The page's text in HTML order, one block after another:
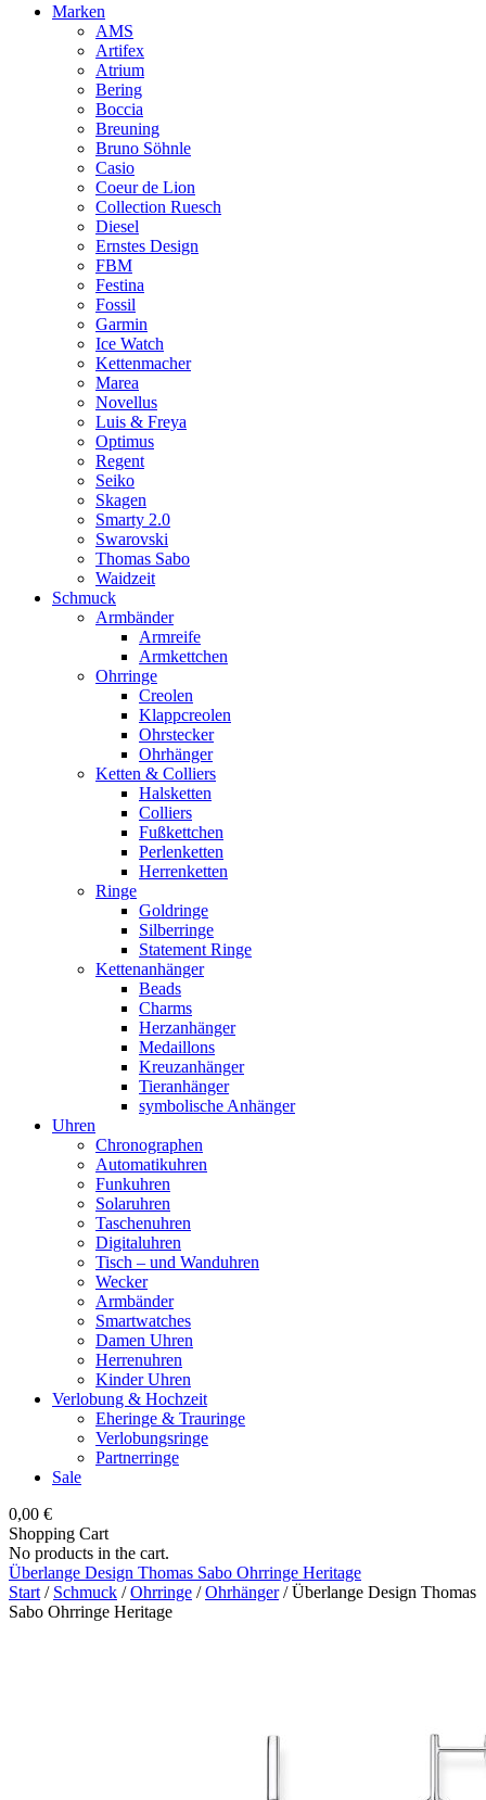
Marken
AMS
Artifex
Atrium
Bering
Boccia
Breuning
Bruno Söhnle
Casio
Coeur de Lion
Collection Ruesch
Diesel
Ernstes Design
FBM
Festina
Fossil
Garmin
Ice Watch
Kettenmacher
Marea
Novellus
Luis & Freya
Optimus
Regent
Seiko
Skagen
Smarty 2.0
Swarovski
Thomas Sabo
Waidzeit
Schmuck
Armbänder
Armreife
Armkettchen
Ohrringe
Creolen
Klappcreolen
Ohrstecker
Ohrhänger
Ketten & Colliers
Halsketten
Colliers
Fußkettchen
Perlenketten
Herrenketten
Ringe
Goldringe
Silberringe
Statement Ringe
Kettenanhänger
Beads
Charms
Herzanhänger
Medaillons
Kreuzanhänger
Tieranhänger
symbolische Anhänger
Uhren
Chronographen
Automatikuhren
Funkuhren
Solaruhren
Taschenuhren
Digitaluhren
Tisch – und Wanduhren
Wecker
Armbänder
Smartwatches
Damen Uhren
Herrenuhren
Kinder Uhren
Verlobung & Hochzeit
Eheringe & Trauringe
Verlobungsringe
Partnerringe
Sale
0,00 €
Shopping Cart
No products in the cart.
Überlange Design Thomas Sabo Ohrringe Heritage
Start / Schmuck /Ohrringe /Ohrhänger/ Überlange Design Thomas
Sabo Ohrringe Heritage